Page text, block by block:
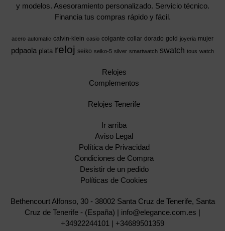
y modelos. Asesoramiento personalizado. Servicio técnico.
Financia tus compras rápido y fácil.
acero automatic calvin-klein casio colgante collar dorado gold joyeria mujer
pdpaola plata reloj seiko seiko-5 silver smartwatch swatch tous watch
Relojes
Complementos
Relojes Tenerife
Ir arriba
Aviso Legal
Política de Privacidad
Condiciones de Compra
Desistir de un pedido
Políticas de Cookies
Bethencourt Alfonso, 30 - 38002 Santa Cruz de Tenerife, Santa
Cruz de Tenerife - (España) | info@elegance.com.es |
+34922244101 | +34689501359